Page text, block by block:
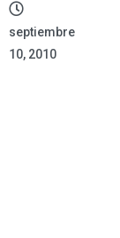
septiembre
10, 2010